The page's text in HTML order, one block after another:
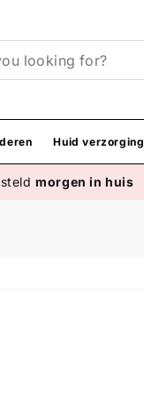
Huid verzorging
morgen in huis